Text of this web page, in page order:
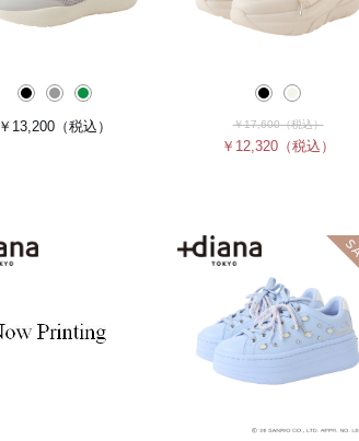
￥13,200 （税込） ￥17,600（税込）
￥12,320 （税込）